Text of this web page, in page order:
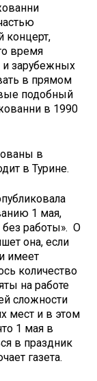
концерт,
время
и зарубежных
в прямом
подобный
в 1990
в
в Турине.
1 мая,
без работы». О
она, если
имеет
количество
на работе
сложности
мест и в этом
1 мая в
в праздник
газета.